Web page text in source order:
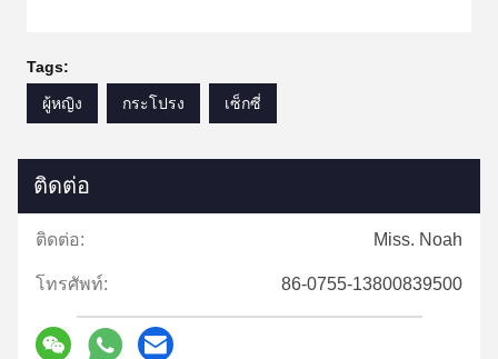
Tags:
ผู้หญิง กระโปรง เซ็กซี่
ติดต่อ
ติดต่อ: Miss. Noah
โทรศัพท์: 86-0755-13800839500